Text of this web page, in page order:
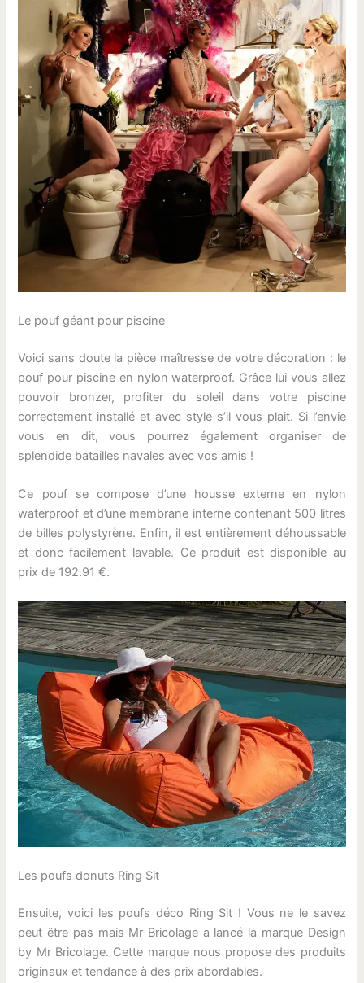
Le pouf géant pour piscine
Voici sans doute la pièce maîtresse de votre décoration : le
pouf pour piscine en nylon waterproof. Grâce lui vous allez
pouvoir bronzer, profiter du soleil dans votre piscine
correctement installé et avec style s’il vous plait. Si l’envie
vous en dit, vous pourrez également organiser de
splendide batailles navales avec vos amis !
Ce pouf se compose d’une housse externe en nylon
waterproof et d’une membrane interne contenant 500 litres
de billes polystyrène. Enfin, il est entièrement déhoussable
et donc facilement lavable. Ce produit est disponible au
prix de 192.91 €.
Les poufs donuts Ring Sit
Ensuite, voici les poufs déco Ring Sit ! Vous ne le savez
peut être pas mais Mr Bricolage a lancé la marque Design
by Mr Bricolage. Cette marque nous propose des produits
originaux et tendance à des prix abordables.